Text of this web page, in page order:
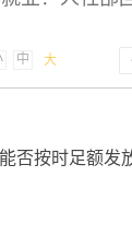
中 大
否按时足额发